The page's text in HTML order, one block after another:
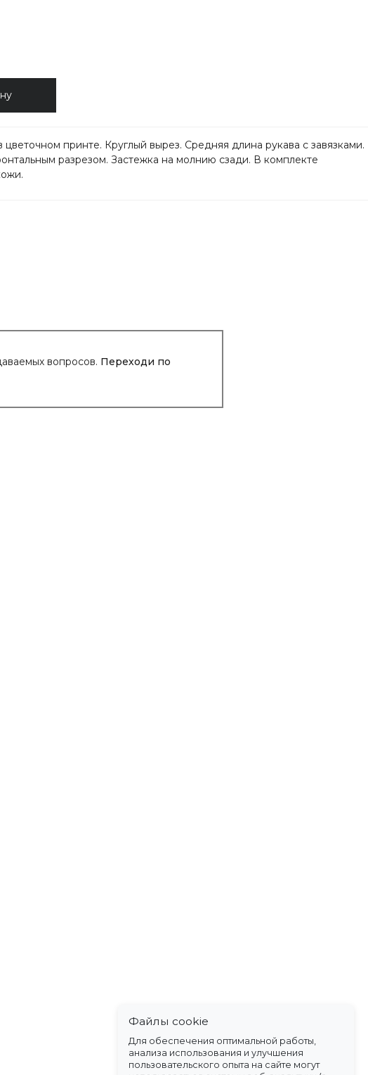
принте. Круглый вырез. Средняя длина рукава с завязками.
разрезом. Застежка на молнию сзади. В комплекте
вопросов. Переходи по
Файлы cookie
Для обеспечения оптимальной работы,
анализа использования и улучшения
пользовательского опыта на сайте могут